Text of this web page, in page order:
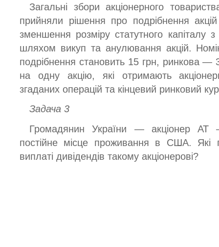
Загальні збори акціонерного
прийняли рішення про подрібнення
зменшення розміру статутного
шляхом викуп та анулювання акцій.
подрібнення становить 15 грн, ринкова —
на одну акцію, які отримають
згаданих операцій та кінцевий ринковий
Задача 3
Громадянин України — акціонер АТ
постійне місце проживання в США. Які
виплаті дивідендів такому акціонерові?